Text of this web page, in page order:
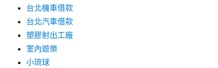
台北機車借款
台北汽車借款
塑膠射出工廠
室內遊樂
小琉球